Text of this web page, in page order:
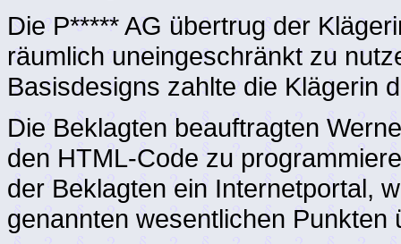
Die P***** AG übertrug der
räumlich uneingeschränkt zu
Basisdesigns zahlte die Klägerin
Die Beklagten beauftragten
den HTML-Code zu
der Beklagten ein Internetportal,
genannten wesentlichen Punkten